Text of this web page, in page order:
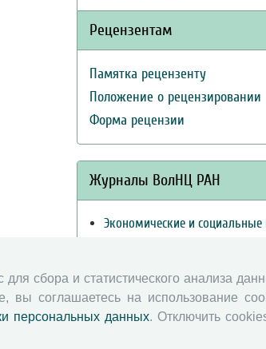
Рецензентам
Памятка рецензенту
Положение о рецензировании
Форма рецензии
Журналы ВолНЦ РАН
Экономические и
Социальное пространство
Юный экономист
для сбора и статистического анализа
вы соглашаетесь на использование
персональных данных. Отключить